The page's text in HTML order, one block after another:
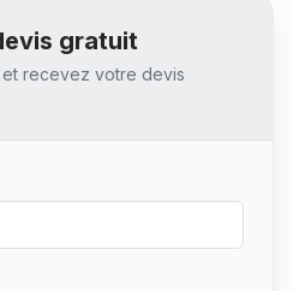
gratuit
et recevez votre devis